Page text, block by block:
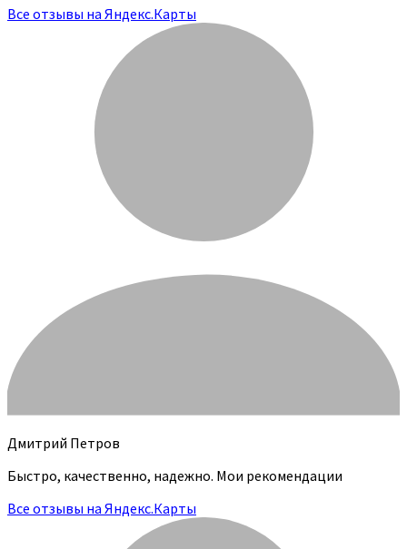
Все отзывы на Яндекс.Карты
Дмитрий Петров
Быстро, качественно, надежно. Мои рекомендации
Все отзывы на Яндекс.Карты